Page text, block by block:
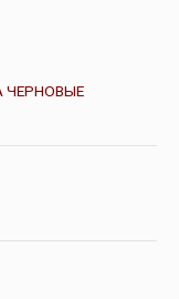
ЧЕРНОВЫЕ